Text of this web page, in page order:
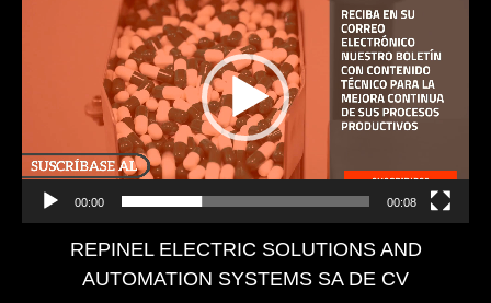
de
vídeo
00:00 00:08
REPINEL ELECTRIC SOLUTIONS AND
AUTOMATION SYSTEMS SA DE CV